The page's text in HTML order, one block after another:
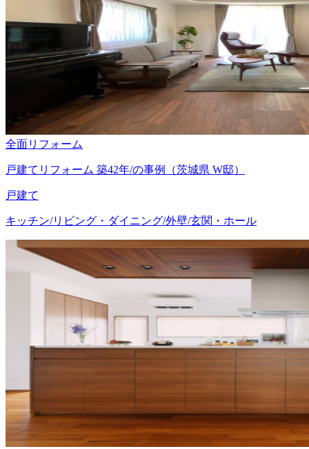
全面リフォーム
戸建てリフォーム 築42年/の事例（茨城県 W邸）
戸建て
キッチン/リビング・ダイニング/外壁/玄関・ホール